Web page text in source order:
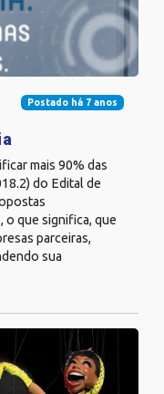
Postado há 7 anos
mais 90% das
do Edital de
o que significa, que
parceiras,
sua